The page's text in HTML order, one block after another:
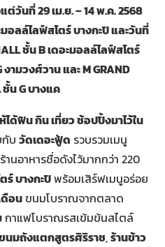
วันที่ 29 เม.ย. – 14 พ.ค. 2568
มอลล์ไลฟ์สโตร์ บางกะปิ และวันที่
ชั้น B เดอะมอลล์ไลฟ์สโตร์
งามวงศ์วาน และ M GRAND
ชั้น G บางแค
ด้ฟิน กิน เที่ยว ช้อปปิ้งมาไว้ใน
กับ วัดเดอะฟู้ด รวบรวมเมนู
านอาหารชื่อดังไว้มากกว่า 220
ร์ บางกะปิพร้อมเสิร์ฟเมนูอร่อย
ดือน ขนมโบราณจากตลาด
กาแฟโบราณรสเข้มข้นสไตล์
นมถังแตกสูตรศิริราช,ร้านข้าว